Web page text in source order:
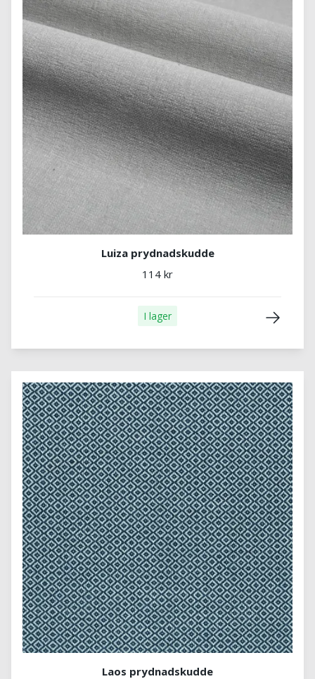
Luiza prydnadskudde
114 kr
I lager
Laos prydnadskudde